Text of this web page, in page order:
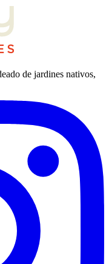
de jardines nativos,